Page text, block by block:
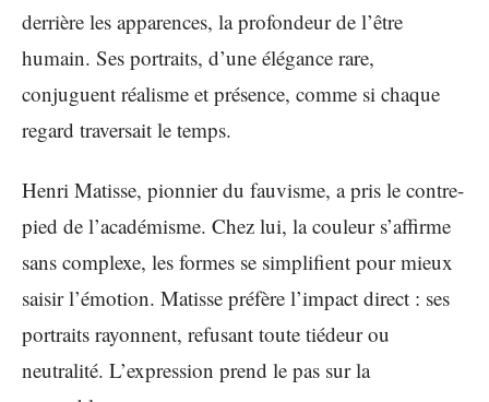
derrière les apparences, la profondeur de l’être
humain. Ses portraits, d’une élégance rare,
conjuguent réalisme et présence, comme si chaque
regard traversait le temps.
Henri Matisse, pionnier du fauvisme, a pris le contre-
pied de l’académisme. Chez lui, la couleur s’affirme
sans complexe, les formes se simplifient pour mieux
saisir l’émotion. Matisse préfère l’impact direct : ses
portraits rayonnent, refusant toute tiédeur ou
neutralité. L’expression prend le pas sur la